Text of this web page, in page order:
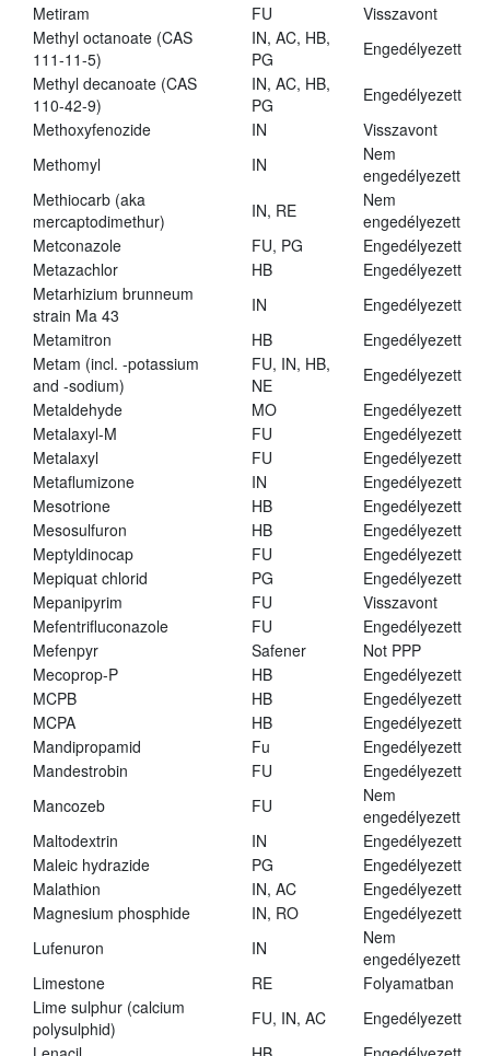
Metiram
FU
Visszavont
Methyl octanoate (CAS
111-11-5)
IN, AC, HB,
PG
Engedélyezett
Methyl decanoate (CAS
110-42-9)
IN, AC, HB,
PG
Engedélyezett
Methoxyfenozide
IN
Visszavont
Methomyl
IN
Nem
engedélyezett
Methiocarb (aka
mercaptodimethur)
IN, RE
Nem
engedélyezett
Metconazole
FU, PG
Engedélyezett
Metazachlor
HB
Engedélyezett
Metarhizium brunneum
strain Ma 43
IN
Engedélyezett
Metamitron
HB
Engedélyezett
Metam (incl. -potassium
and -sodium)
FU, IN, HB,
NE
Engedélyezett
Metaldehyde
MO
Engedélyezett
Metalaxyl-M
FU
Engedélyezett
Metalaxyl
FU
Engedélyezett
Metaflumizone
IN
Engedélyezett
Mesotrione
HB
Engedélyezett
Mesosulfuron
HB
Engedélyezett
Meptyldinocap
FU
Engedélyezett
Mepiquat chlorid
PG
Engedélyezett
Mepanipyrim
FU
Visszavont
Mefentrifluconazole
FU
Engedélyezett
Mefenpyr
Safener
Not PPP
Mecoprop-P
HB
Engedélyezett
MCPB
HB
Engedélyezett
MCPA
HB
Engedélyezett
Mandipropamid
Fu
Engedélyezett
Mandestrobin
FU
Engedélyezett
Mancozeb
FU
Nem
engedélyezett
Maltodextrin
IN
Engedélyezett
Maleic hydrazide
PG
Engedélyezett
Malathion
IN, AC
Engedélyezett
Magnesium phosphide
IN, RO
Engedélyezett
Lufenuron
IN
Nem
engedélyezett
Limestone
RE
Folyamatban
Lime sulphur (calcium
polysulphid)
FU, IN, AC
Engedélyezett